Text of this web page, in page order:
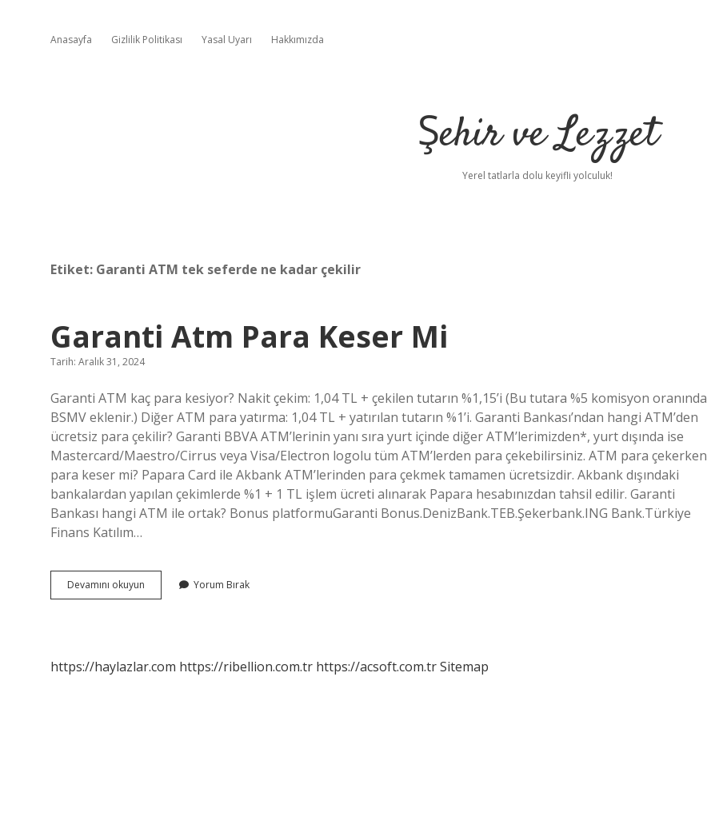
Anasayfa Gizlilik Politikası Yasal Uyarı Hakkımızda
Şehir ve Lezzet
Yerel tatlarla dolu keyifli yolculuk!
Etiket: Garanti ATM tek seferde ne kadar çekilir
Garanti Atm Para Keser Mi
Tarih: Aralık 31, 2024
Garanti ATM kaç para kesiyor? Nakit çekim: 1,04 TL + çekilen tutarın %1,15’i (Bu tutara %5 komisyon oranında
BSMV eklenir.) Diğer ATM para yatırma: 1,04 TL + yatırılan tutarın %1’i. Garanti Bankası’ndan hangi ATM’den
ücretsiz para çekilir? Garanti BBVA ATM’lerinin yanı sıra yurt içinde diğer ATM’lerimizden*, yurt dışında ise
Mastercard/Maestro/Cirrus veya Visa/Electron logolu tüm ATM’lerden para çekebilirsiniz. ATM para çekerken
para keser mi? Papara Card ile Akbank ATM’lerinden para çekmek tamamen ücretsizdir. Akbank dışındaki
bankalardan yapılan çekimlerde %1 + 1 TL işlem ücreti alınarak Papara hesabınızdan tahsil edilir. Garanti
Bankası hangi ATM ile ortak? Bonus platformuGaranti Bonus.DenizBank.TEB.Şekerbank.ING Bank.Türkiye
Finans Katılım…
Devamını okuyun
Atm
Yorum Bırak
https://haylazlar.com https://ribellion.com.tr https://acsoft.com.trSitemap